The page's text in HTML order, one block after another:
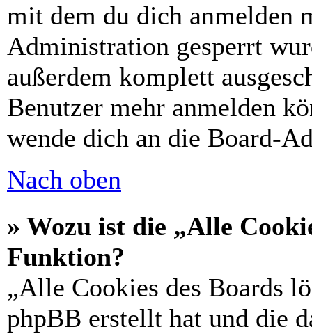
mit dem du dich anmelden
Administration gesperrt
außerdem komplett
Benutzer mehr anmelden
wende dich an die Board-
Nach oben
» Wozu ist die „Alle
Funktion?
„Alle Cookies des Boards
phpBB erstellt hat und die